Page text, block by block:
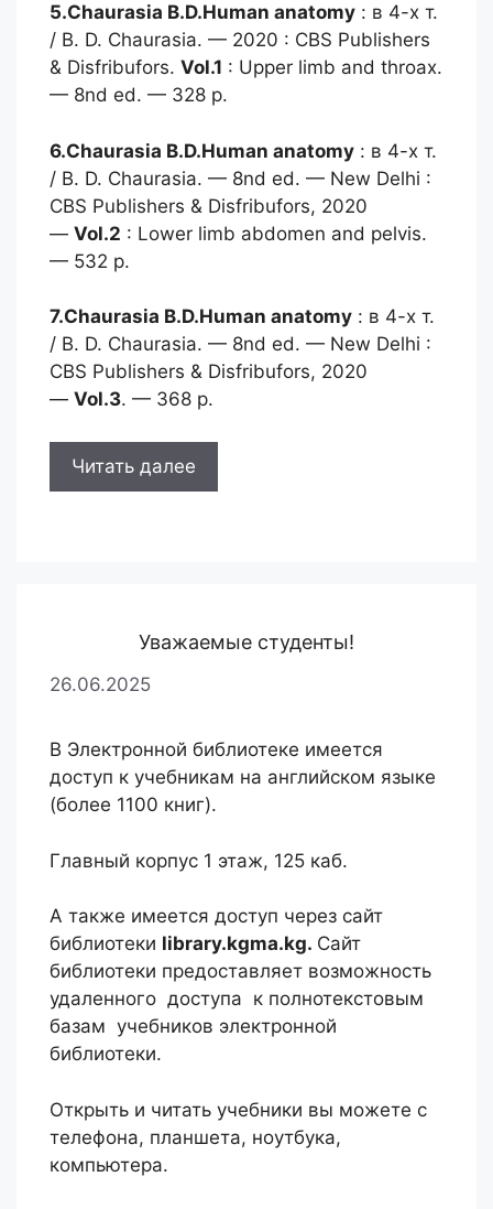
5.Chaurasia B.D.Human anatomy : в 4-х т.
/ B. D. Chaurasia. — 2020 : CBS Publishers
& Disfribufors. Vol.1 : Upper limb and throax.
— 8nd ed. — 328 p.
6.Chaurasia B.D.Human anatomy : в 4-х т.
/ B. D. Chaurasia. — 8nd ed. — New Delhi :
CBS Publishers & Disfribufors, 2020
— Vol.2 : Lower limb abdomen and pelvis.
— 532 p.
7.Chaurasia B.D.Human anatomy : в 4-х т.
/ B. D. Chaurasia. — 8nd ed. — New Delhi :
CBS Publishers & Disfribufors, 2020
— Vol.3. — 368 p.
Читать далее
Уважаемые студенты!
26.06.2025
В Электронной библиотеке имеется
доступ к учебникам на английском языке
(более 1100 книг).
Главный корпус 1 этаж, 125 каб.
А также имеется доступ через сайт
библиотеки library.kgma.kg. Сайт
библиотеки предоставляет возможность
удаленного доступа к полнотекстовым
базам учебников электронной
библиотеки.
Открыть и читать учебники вы можете с
телефона, планшета, ноутбука,
компьютера.